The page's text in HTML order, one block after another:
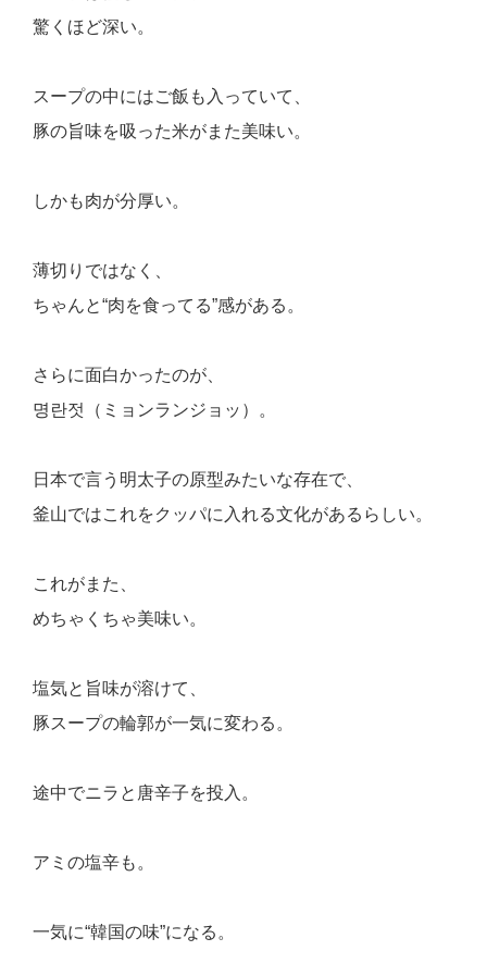
驚くほど深い。
スープの中にはご飯も入っていて、
豚の旨味を吸った米がまた美味い。
しかも肉が分厚い。
薄切りではなく、
ちゃんと“肉を食ってる”感がある。
さらに面白かったのが、
명란젓（ミョンランジョッ）。
日本で言う明太子の原型みたいな存在で、
釜山ではこれをクッパに入れる文化があるらしい。
これがまた、
めちゃくちゃ美味い。
塩気と旨味が溶けて、
豚スープの輪郭が一気に変わる。
途中でニラと唐辛子を投入。
アミの塩辛も。
一気に“韓国の味”になる。